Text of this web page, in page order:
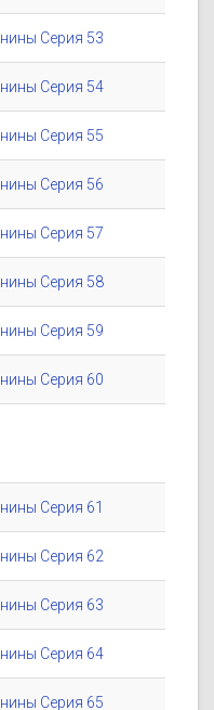
Серия 53
Серия 54
Серия 55
Серия 56
Серия 57
Серия 58
Серия 59
Серия 60
Серия 61
Серия 62
Серия 63
Серия 64
Серия 65